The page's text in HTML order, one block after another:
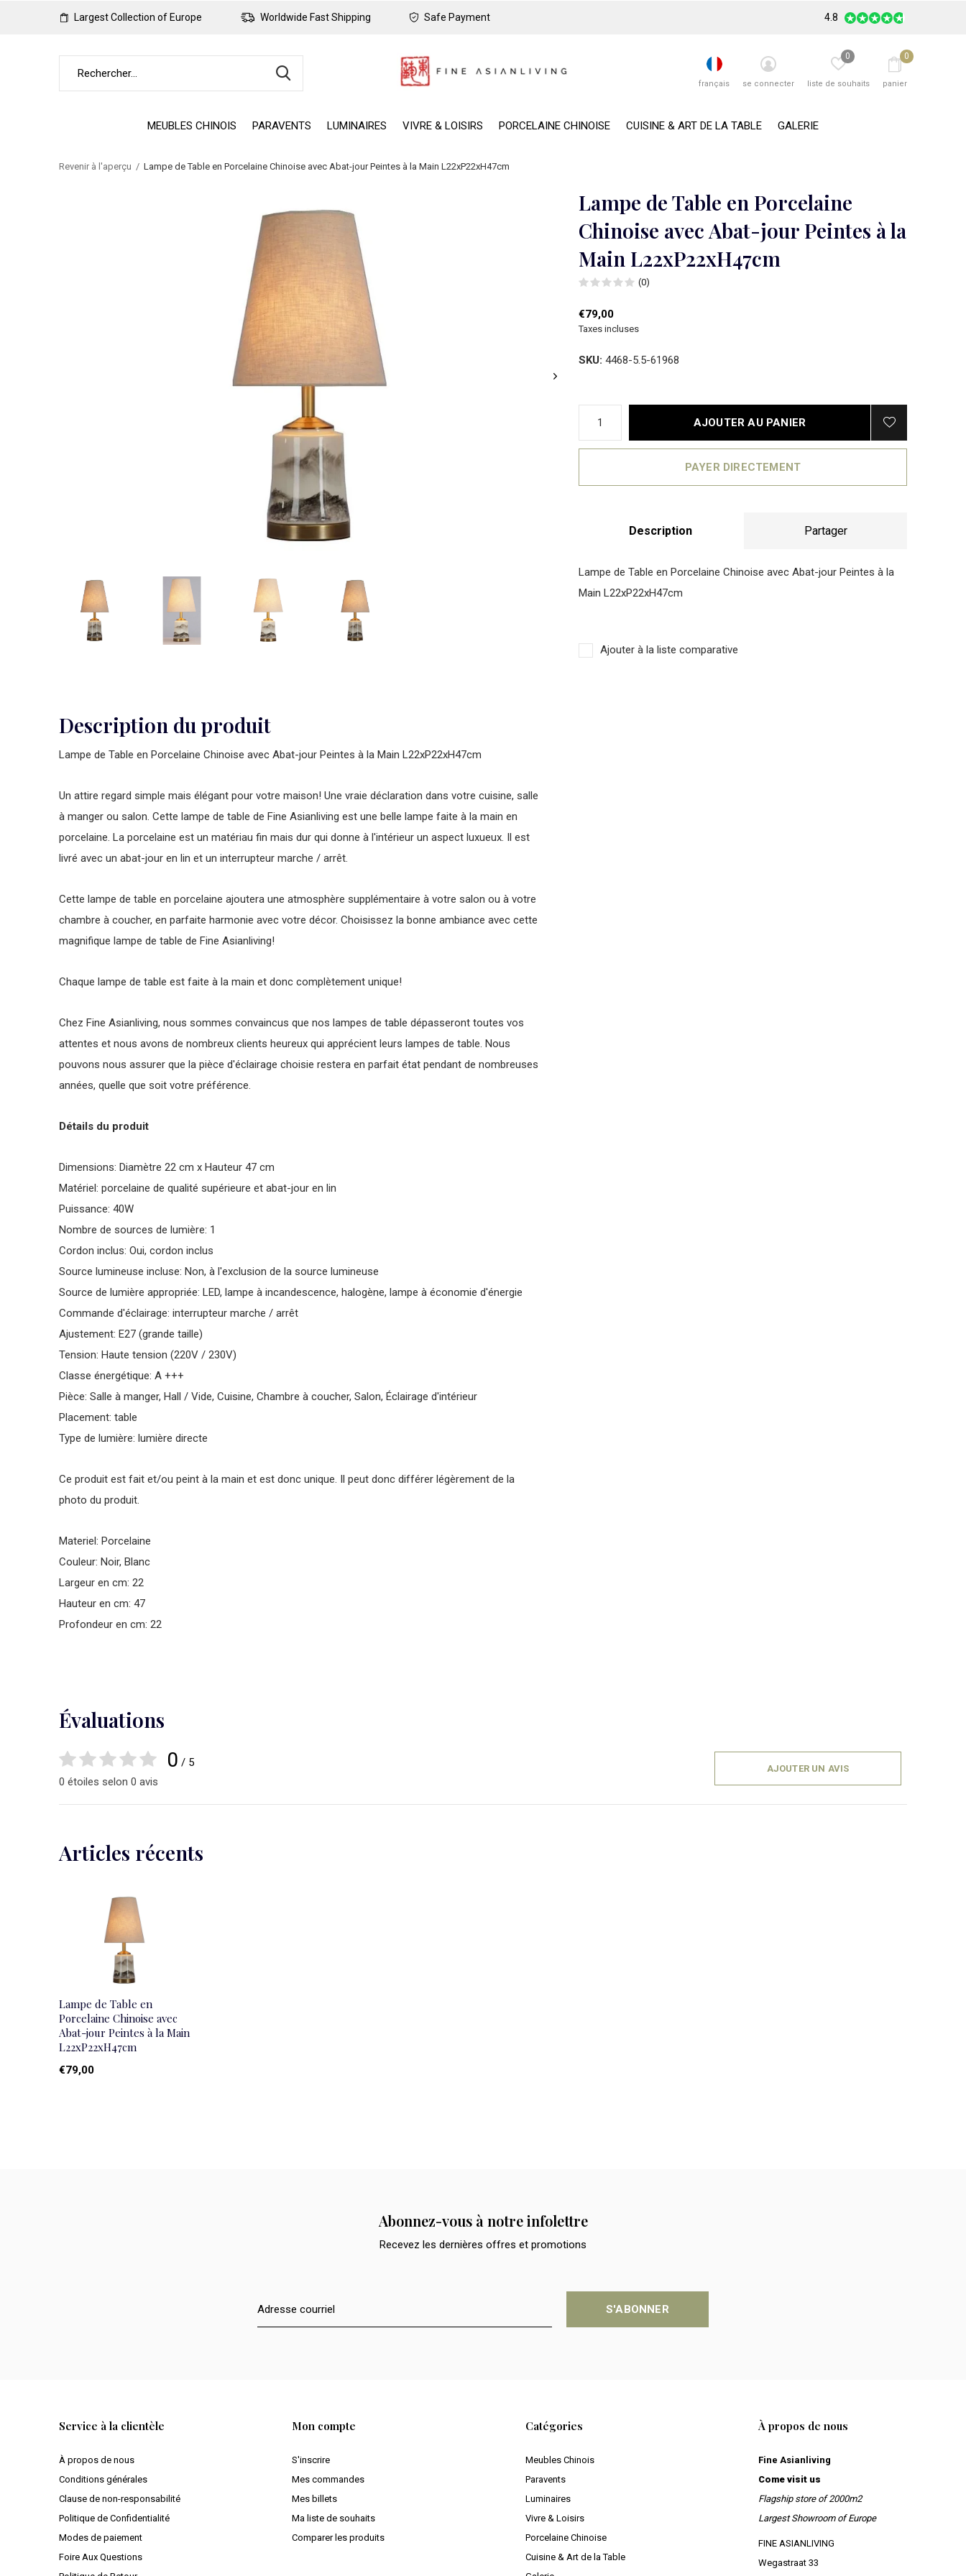
MEUBLES CHINOIS PARAVENTS LUMINAIRES VIVRE & LOISIRS PORCELAINE CHINOISE CUISINE & ART DE LA TABLE GALERIE
français se connecter liste de souhaits
0
panier
0
Largest Collection of Europe Worldwide Fast Shipping Safe Payment 4.8
Revenir à l'aperçu Lampe de Table en Porcelaine Chinoise avec Abat-jour Peintes à la Main L22xP22xH47cm
Lampe de Table en Porcelaine
Chinoise avec Abat-jour Peintes à la
Main L22xP22xH47cm
(0)
€79,00
Taxes incluses
SKU: 4468-5.5-61968
AJOUTER AU PANIER
PAYER DIRECTEMENT
Description Partager
Lampe de Table en Porcelaine Chinoise avec Abat-jour Peintes à la
Main L22xP22xH47cm
Ajouter à la liste comparative
Description du produit
Lampe de Table en Porcelaine Chinoise avec Abat-jour Peintes à la Main L22xP22xH47cm
Un attire regard simple mais élégant pour votre maison! Une vraie déclaration dans votre cuisine, salle
à manger ou salon. Cette lampe de table de Fine Asianliving est une belle lampe faite à la main en
porcelaine. La porcelaine est un matériau fin mais dur qui donne à l'intérieur un aspect luxueux. Il est
livré avec un abat-jour en lin et un interrupteur marche / arrêt.
Cette lampe de table en porcelaine ajoutera une atmosphère supplémentaire à votre salon ou à votre
chambre à coucher, en parfaite harmonie avec votre décor. Choisissez la bonne ambiance avec cette
magnifique lampe de table de Fine Asianliving!
Chaque lampe de table est faite à la main et donc complètement unique!
Chez Fine Asianliving, nous sommes convaincus que nos lampes de table dépasseront toutes vos
attentes et nous avons de nombreux clients heureux qui apprécient leurs lampes de table. Nous
pouvons nous assurer que la pièce d'éclairage choisie restera en parfait état pendant de nombreuses
années, quelle que soit votre préférence.
Détails du produit
Dimensions: Diamètre 22 cm x Hauteur 47 cm
Matériel: porcelaine de qualité supérieure et abat-jour en lin
Puissance: 40W
Nombre de sources de lumière: 1
Cordon inclus: Oui, cordon inclus
Source lumineuse incluse: Non, à l'exclusion de la source lumineuse
Source de lumière appropriée: LED, lampe à incandescence, halogène, lampe à économie d'énergie
Commande d'éclairage: interrupteur marche / arrêt
Ajustement: E27 (grande taille)
Tension: Haute tension (220V / 230V)
Classe énergétique: A +++
Pièce: Salle à manger, Hall / Vide, Cuisine, Chambre à coucher, Salon, Éclairage d'intérieur
Placement: table
Type de lumière: lumière directe
Ce produit est fait et/ou peint à la main et est donc unique. Il peut donc différer légèrement de la
photo du produit.
Materiel: Porcelaine
Couleur: Noir, Blanc
Largeur en cm: 22
Hauteur en cm: 47
Profondeur en cm: 22
Évaluations
0 / 5
0 étoiles selon 0 avis
AJOUTER UN AVIS
Articles récents
Lampe de Table en
Porcelaine Chinoise avec
Abat-jour Peintes à la Main
L22xP22xH47cm
€79,00
Abonnez-vous à notre infolettre
Recevez les dernières offres et promotions
S'ABONNER
Service à la clientèle
À propos de nous
Conditions générales
Clause de non-responsabilité
Politique de Confidentialité
Modes de paiement
Foire Aux Questions
Mon compte
S'inscrire
Mes commandes
Mes billets
Ma liste de souhaits
Comparer les produits
Catégories
Meubles Chinois
Paravents
Luminaires
Vivre & Loisirs
Porcelaine Chinoise
Cuisine & Art de la Table
À propos de nous
Fine Asianliving
Come visit us
Flagship store of 2000m2
Largest Showroom of Europe
FINE ASIANLIVING
Wegastraat 33